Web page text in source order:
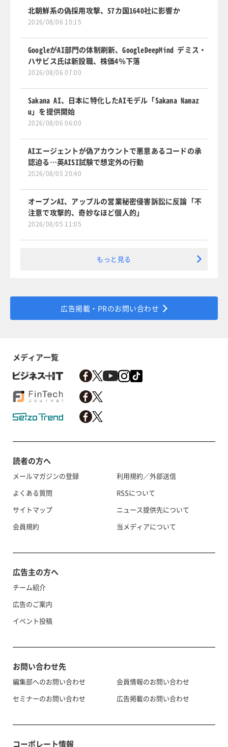
北朝鮮系の偽採用攻撃、57カ国1640社に影響か
2026/08/06 10:15
GoogleがAI部門の体制刷新、GoogleDeepMind デミス・
ハサビス氏は新設職、株価4％下落
2026/08/06 07:00
Sakana AI、日本に特化したAIモデル「Sakana Namaz
u」を提供開始
2026/08/06 06:00
AIエージェントが偽アカウントで悪意あるコードの承
認迫る…英AISI試験で想定外の行動
2026/08/05 20:40
オープンAI、アップルの営業秘密侵害訴訟に反論「不
注意で攻撃的、奇妙なほど個人的」
2026/08/05 11:05
もっと見る
広告掲載・PRのお問い合わせ
メディア一覧
読者の方へ
メールマガジンの登録
よくある質問
サイトマップ
会員規約
利用規約／外部送信
RSSについて
ニュース提供先について
当メディアについて
広告主の方へ
チーム紹介
広告のご案内
イベント投稿
お問い合わせ先
編集部へのお問い合わせ
セミナーのお問い合わせ
会員情報のお問い合わせ
広告掲載のお問い合わせ
コーポレート情報